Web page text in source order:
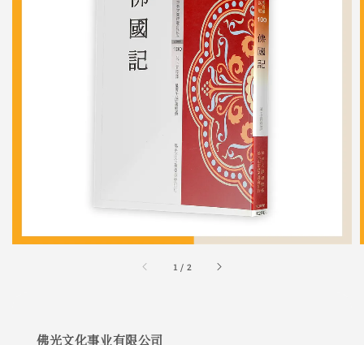
1 / 2
佛光文化事业有限公司